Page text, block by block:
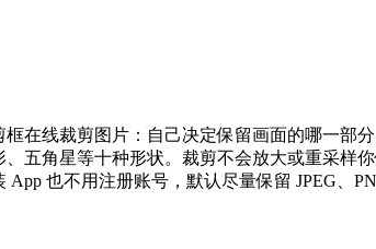
在线裁剪图片：自己决定保留画面的哪一部
五角星等十种形状。裁剪不会放大或重采样
也不用注册账号，默认尽量保留 JPEG、